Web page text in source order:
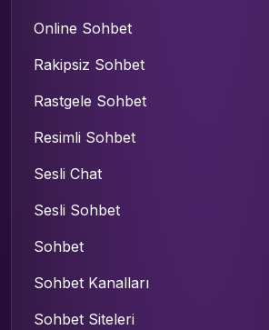
Online Sohbet
Rakipsiz Sohbet
Rastgele Sohbet
Resimli Sohbet
Sesli Chat
Sesli Sohbet
Sohbet
Sohbet Kanalları
Sohbet Siteleri